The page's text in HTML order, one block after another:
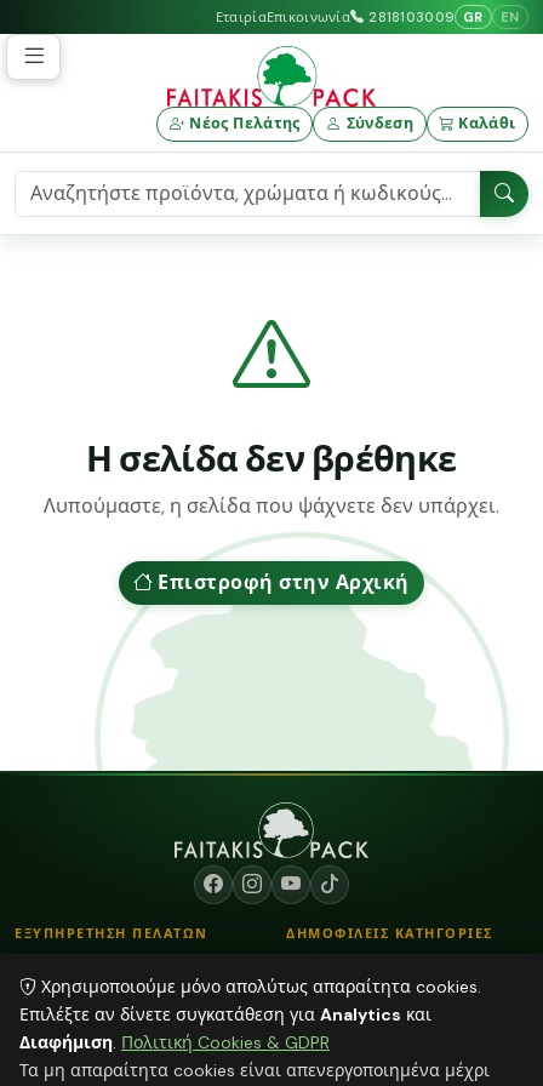
ΕταιρίαΕπικοινωνία 2818103009 GR EN
Νέος Πελάτης Σύνδεση Καλάθι
Η σελίδα δεν βρέθηκε
Λυπούμαστε, η σελίδα που ψάχνετε δεν υπάρχει.
Επιστροφή στην Αρχική
ΕΞΥΠΗΡΕΤΗΣΗ ΠΕΛΑΤΩΝ
Τρόποι Παραγγελίας
Τρόποι Αποστολής & Πληρωμής
Blog
ΔΗΜΟΦΙΛΕΙΣ ΚΑΤΗΓΟΡΙΕΣ
Λουλούδια - Βάζα
Αποξηραμένα φυτά
Χρησιμοποιούμε μόνο απολύτως απαραίτητα cookies.
Επιλέξτε αν δίνετε συγκατάθεση για Analytics και
Διαφήμιση. Πολιτική Cookies & GDPR
Τα μη απαραίτητα cookies είναι απενεργοποιημένα μέχρι